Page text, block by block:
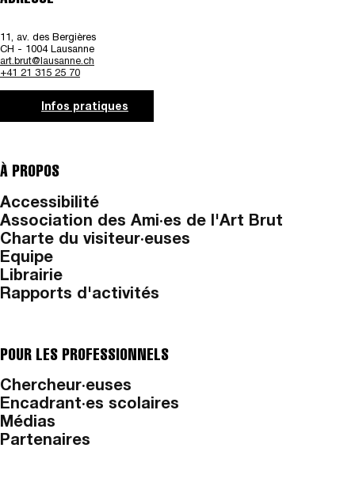
11, av. des Bergières
CH - 1004 Lausanne
art.brut@lausanne.ch
+41 21 315 25 70
Infos pratiques
À PROPOS
Accessibilité
Association des Ami·es de l'Art Brut
Charte du visiteur·euses
Equipe
Librairie
Rapports d'activités
POUR LES PROFESSIONNELS
Chercheur·euses
Encadrant·es scolaires
Médias
Partenaires